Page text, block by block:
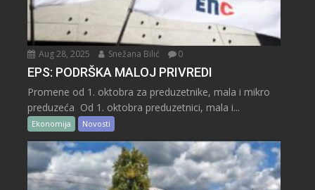
Aug 28, 2025 Snežana Bilić 0
EPS: PODRŠKA MALOJ PRIVREDI
Promene od 1. oktobra za preduzetnike, mala i mikro
preduzeća Od 1. oktobra preduzetnici, mala i...
Ekonomija Novosti